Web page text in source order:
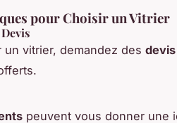
pour Choisir un Vitrier
un vitrier, demandez des devis
peuvent vous donner une